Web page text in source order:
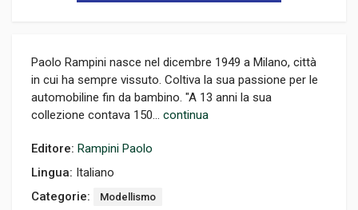
Paolo Rampini nasce nel dicembre 1949 a Milano, città
in cui ha sempre vissuto. Coltiva la sua passione per le
automobiline fin da bambino. "A 13 anni la sua
collezione contava 150... continua
Editore: Rampini Paolo
Lingua: Italiano
Categorie:
Modellismo